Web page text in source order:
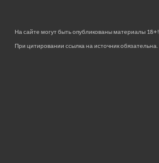
На сайте могут быть опубликованы материалы 18+!
При цитировании ссылка на источник обязательна.